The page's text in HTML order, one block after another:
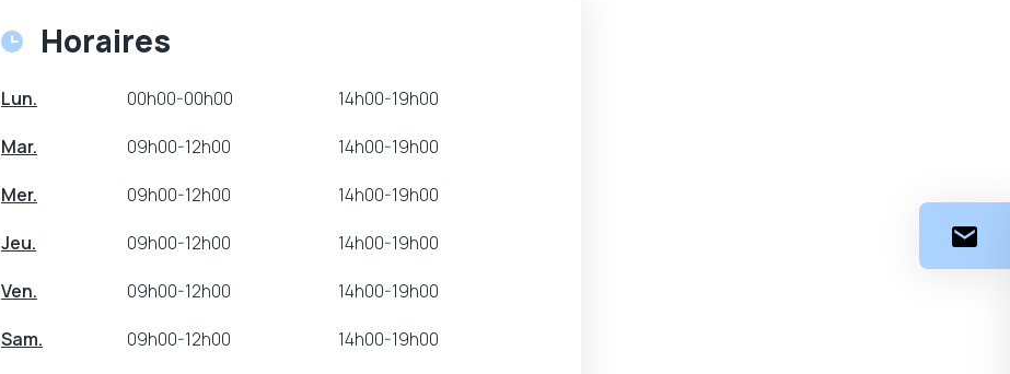
Horaires
Lun. 00h00-00h00
14h00-19h00
Mar.
09h00-12h00
14h00-19h00
Mer.
09h00-12h00
14h00-19h00
Jeu.
09h00-12h00
14h00-19h00
Ven.
09h00-12h00
14h00-19h00
Sam.
09h00-12h00
14h00-19h00